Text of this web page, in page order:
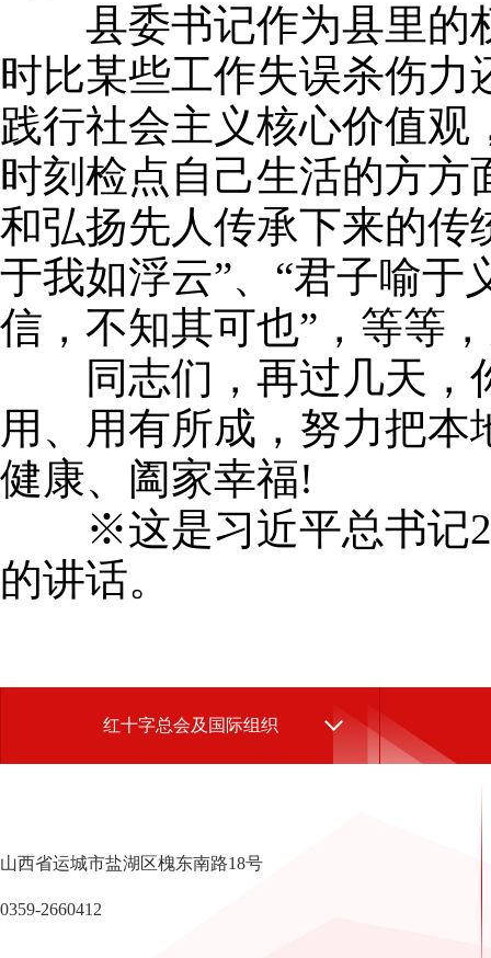
县委书记作为县里的权
时比某些工作失误杀伤力
践行社会主义核心价值
时刻检点自己生活的方
和弘扬先人传承下来的传
于我如浮云”、“君子喻于
信，不知其可也”，等等
同志们，再过几天，你
用、用有所成，努力把
健康、阖家幸福!
※这是习近平总书记
的讲话。
红十字总会及国际组织
山西省运城市盐湖区槐东南路18号
0359-2660412